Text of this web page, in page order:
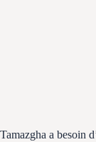
Tamazgha a besoin